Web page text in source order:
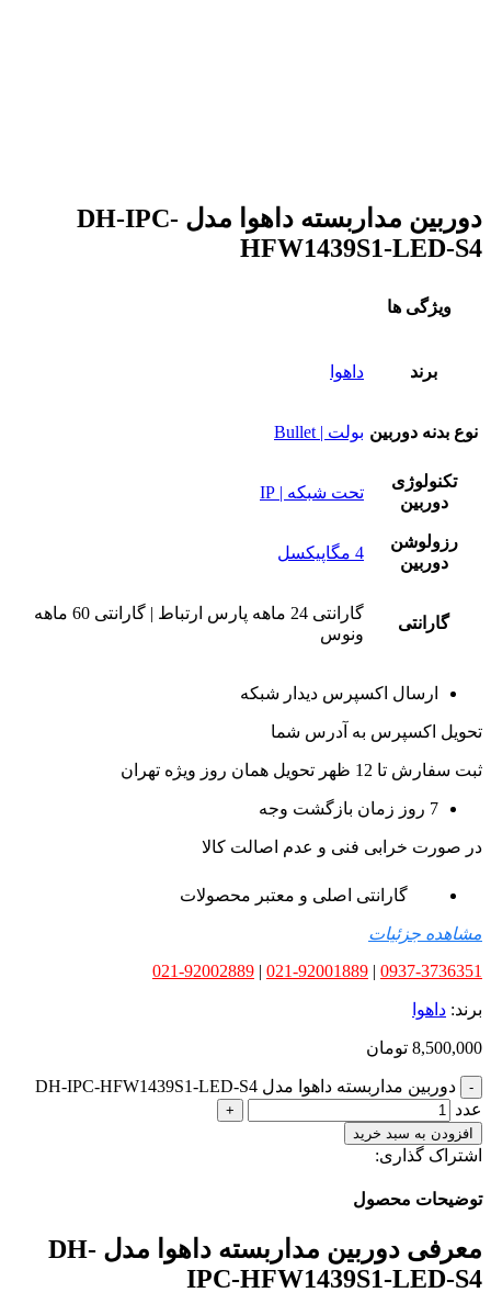
دوربین مداربسته داهوا مدل DH-IPC-
HFW1439S1-LED-S4
ویژگی ها
برند داهوا
نوع بدنه دوربین بولت | Bullet
تکنولوژی
دوربین
تحت شبکه | IP
رزولوشن
دوربین
4 مگاپیکسل
گارانتی
گارانتی 24 ماهه پارس ارتباط | گارانتی 60 ماهه
ونوس
ارسال اکسپرس دیدار شبکه
تحویل اکسپرس به آدرس شما
ثبت سفارش تا 12 ظهر تحویل همان روز ویژه تهران
7 روز زمان بازگشت وجه
در صورت خرابی فنی و عدم اصالت کالا
گارانتی اصلی و معتبر محصولات
مشاهده جزئیات
0937-3736351
|
021-92001889
|
021-92002889
برند: داهوا
8,500,000 تومان
دوربین مداربسته داهوا مدل DH-IPC-HFW1439S1-LED-S4
عدد
افزودن به سبد خرید
اشتراک گذاری:
توضیحات محصول
معرفی دوربین مداربسته داهوا مدل DH-
IPC-HFW1439S1-LED-S4